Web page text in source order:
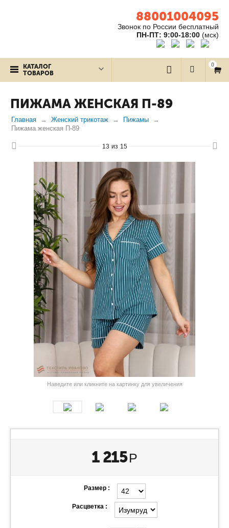
88001004095
Звонок по России бесплатный
ПН-ПТ: 9:00-18:00 (мск)
КАТАЛОГ
ТОВАРОВ
0
ПИЖАМА ЖЕНСКАЯ П-89
Главная Женский трикотаж
Пижамы
Пижама женская П-89
13 из 15
Наведите или кликните на картинку для увеличения
1 215 Р
Размер :
Расцветка :